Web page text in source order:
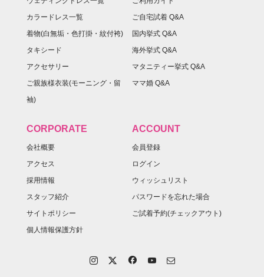
カラードレス一覧
着物(白無垢・色打掛・紋付袴)
タキシード
アクセサリー
ご親族様衣装(モーニング・留
袖)
ご自宅試着 Q&A
国内挙式 Q&A
海外挙式 Q&A
マタニティー挙式 Q&A
ママ婚 Q&A
CORPORATE
会社概要
アクセス
採用情報
スタッフ紹介
サイトポリシー
個人情報保護方針
ACCOUNT
会員登録
ログイン
ウィッシュリスト
パスワードを忘れた場合
ご試着予約(チェックアウト)